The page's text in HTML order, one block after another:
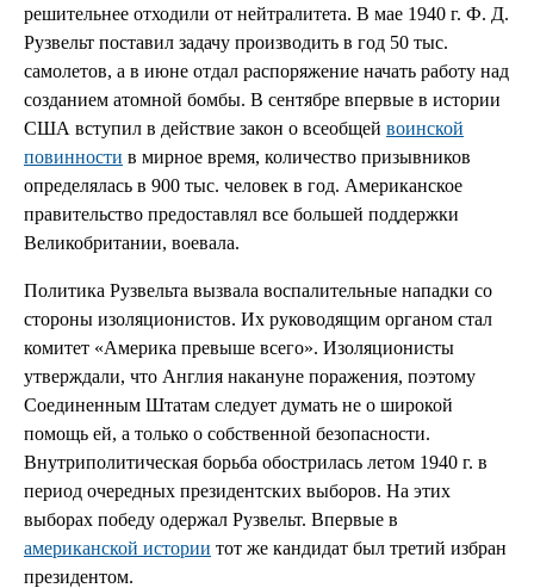
решительнее отходили от нейтралитета. В мае 1940 г. Ф. Д.
Рузвельт поставил задачу производить в год 50 тыс.
самолетов, а в июне отдал распоряжение начать работу над
созданием атомной бомбы. В сентябре впервые в истории
США вступил в действие закон о всеобщей воинской
повинности в мирное время, количество призывников
определялась в 900 тыс. человек в год. Американское
правительство предоставлял все большей поддержки
Великобритании, воевала.
Политика Рузвельта вызвала воспалительные нападки со
стороны изоляционистов. Их руководящим органом стал
комитет «Америка превыше всего». Изоляционисты
утверждали, что Англия накануне поражения, поэтому
Соединенным Штатам следует думать не о широкой
помощь ей, а только о собственной безопасности.
Внутриполитическая борьба обострилась летом 1940 г. в
период очередных президентских выборов. На этих
выборах победу одержал Рузвельт. Впервые в
американской истории тот же кандидат был третий избран
президентом.